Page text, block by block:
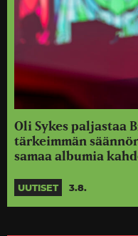
Oli Sykes paljastaa
tärkeimmän
samaa albumia
UUTISET 3.8.